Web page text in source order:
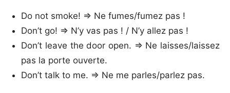
Do not smoke! => Ne fumes/fumez pas !
Don’t go! => N’y vas pas ! / N’y allez pas !
Don’t leave the door open. => Ne laisses/laissez
pas la porte ouverte.
Don’t talk to me. => Ne me parles/parlez pas.